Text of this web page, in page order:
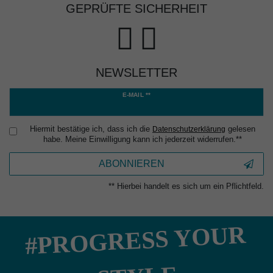
GEPRÜFTE SICHERHEIT
NEWSLETTER
E-MAIL **
Hiermit bestätige ich, dass ich die Daten­schutz­erklärung gelesen
habe. Meine Einwilligung kann ich jederzeit widerrufen.**
ABONNIEREN
** Hierbei handelt es sich um ein Pflichtfeld.
#PROGRESS YOUR